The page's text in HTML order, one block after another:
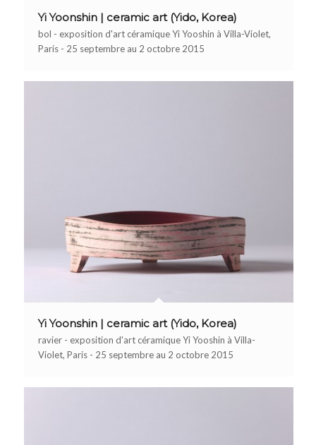
Yi Yoonshin | ceramic art (Yido, Korea)
bol - exposition d'art céramique Yi Yooshin à Villa-Violet,
Paris - 25 septembre au 2 octobre 2015
Yi Yoonshin | ceramic art (Yido, Korea)
ravier - exposition d'art céramique Yi Yooshin à Villa-
Violet, Paris - 25 septembre au 2 octobre 2015